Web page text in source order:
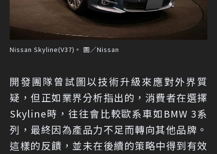
Nissan Skyline(V37)。 圖／Nissan
開發團隊曾試圖以技術升級來應對外界質
疑，但正如業界分析指出的，消費者在選擇
Skyline時，往往會比較歐系車如BMW 3系
列，最終因為產品力不足而轉向其他品牌。
這樣的反饋，並未在後續的策略中得到有效